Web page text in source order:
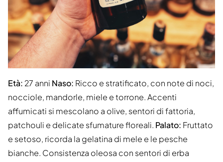
Età: 27 anni Naso: Ricco e stratificato, con note di noci,
nocciole, mandorle, miele e torrone. Accenti
affumicati si mescolano a olive, sentori di fattoria,
patchouli e delicate sfumature floreali. Palato: Fruttato
e setoso, ricorda la gelatina di mele e le pesche
bianche. Consistenza oleosa con sentori di erba